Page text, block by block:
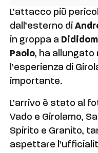
L’attacco più
dall’esterno di
in groppa a
Paolo, ha allungato
l’esperienza di
importante.
L’arrivo è stato al
Vado e Girolamo,
Spirito e Granito,
aspettare